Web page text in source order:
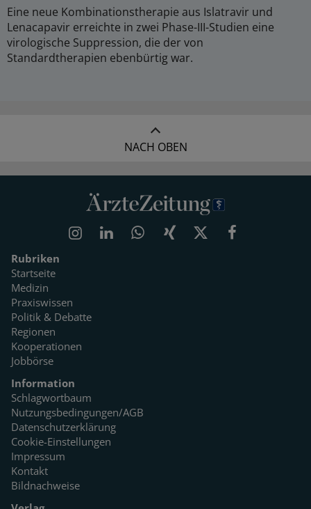
Eine neue Kombinationstherapie aus Islatravir und
Lenacapavir erreichte in zwei Phase-III-Studien eine
virologische Suppression, die der von
Standardtherapien ebenbürtig war.
NACH OBEN
Rubriken
Startseite
Medizin
Praxiswissen
Politik & Debatte
Regionen
Kooperationen
Jobbörse
Information
Schlagwortbaum
Nutzungsbedingungen/AGB
Datenschutzerklärung
Cookie-Einstellungen
Impressum
Kontakt
Bildnachweise